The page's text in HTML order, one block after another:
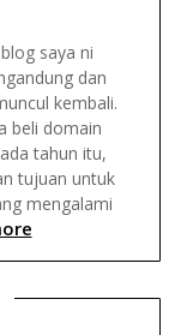
saya ni
dan
kembali.
beli domain
tahun itu,
tujuan untuk
mengalami